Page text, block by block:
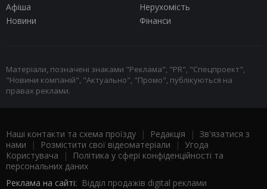
Афіша
Нерухомість
Новини
Фінанси
Матеріали, позначені знаками "Реклама", "PR", "Спецпроект",
"Новини компаній", "Актуально", "Промо", публікуються на
правах реклами.
Наші контакти та схема проїзду | Редакція | Зв'язатися з
нами | Розмістити свої відеоматеріали | Угода
Користувача |
Політика у сфері конфіденційності та
персональних даних
Реклама на сайті: Відділ продажів digital реклами